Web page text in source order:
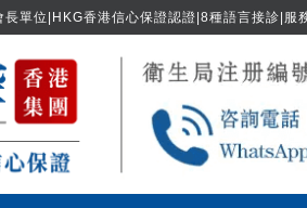
單位|HKG香港信心保證認證|8種語言接診|服